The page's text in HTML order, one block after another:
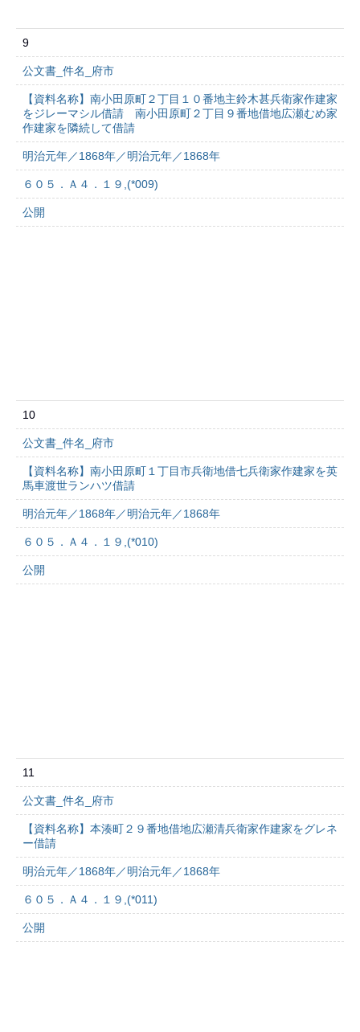
9
公文書_件名_府市
【資料名称】南小田原町２丁目１０番地主鈴木甚兵衛家作建家
をジレーマシル借請 南小田原町２丁目９番地借地広瀬むめ家
作建家を隣続して借請
明治元年／1868年／明治元年／1868年
６０５．Ａ４．１９,(*009)
公開
10
公文書_件名_府市
【資料名称】南小田原町１丁目市兵衛地借七兵衛家作建家を英
馬車渡世ランハツ借請
明治元年／1868年／明治元年／1868年
６０５．Ａ４．１９,(*010)
公開
11
公文書_件名_府市
【資料名称】本湊町２９番地借地広瀬清兵衛家作建家をグレネ
ー借請
明治元年／1868年／明治元年／1868年
６０５．Ａ４．１９,(*011)
公開